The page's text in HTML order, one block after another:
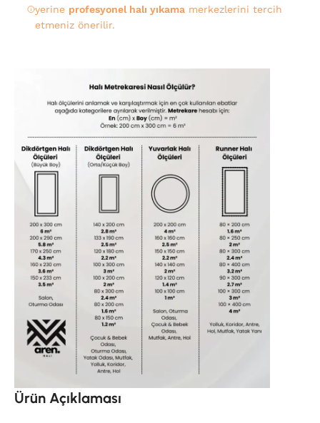
yerine profesyonel halı yıkamamerkezlerini tercih
etmeniz önerilir.
Ürün Açıklaması